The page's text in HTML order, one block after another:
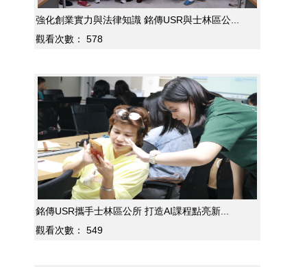
強化創業實力與法律知識 銘傳USR與士林區公...
觀看次數：
578
銘傳USR攜手士林區公所 打造AI課程點亮新...
觀看次數：
549